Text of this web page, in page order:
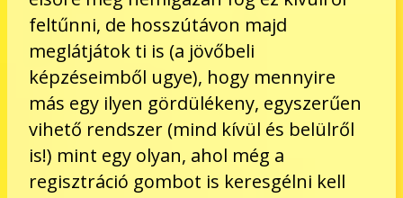
feltűnni, de hosszútávon majd
meglátjátok ti is (a jövőbeli
képzéseimből ugye), hogy mennyire
más egy ilyen gördülékeny, egyszerűen
vihető rendszer (mind kívül és belülről
is!) mint egy olyan, ahol még a
regisztráció gombot is keresgélni kell